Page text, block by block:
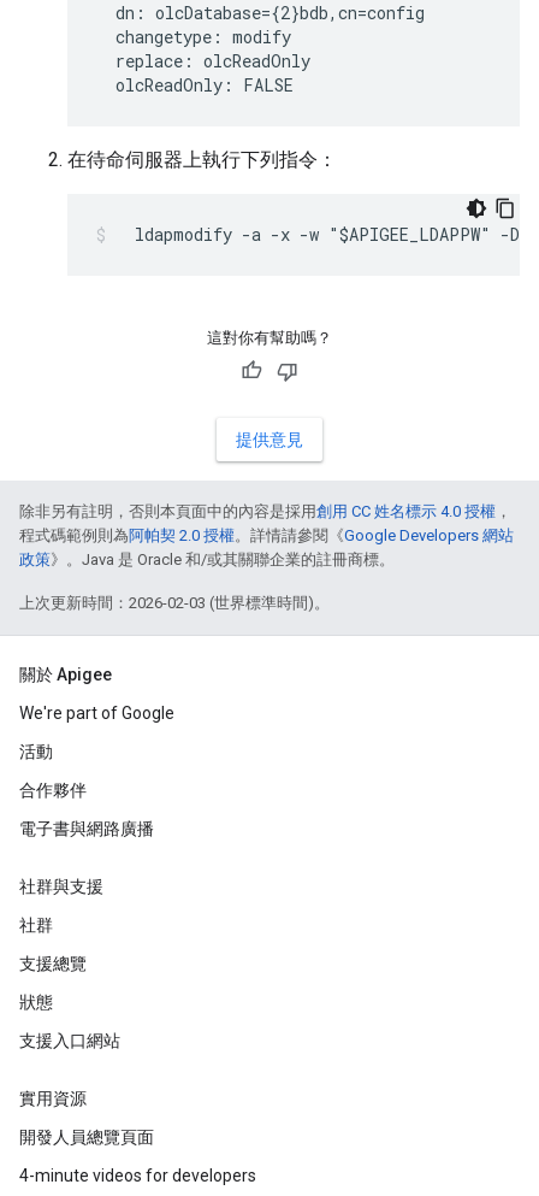
  dn: olcDatabase={2}bdb,cn=config
  changetype: modify
  replace: olcReadOnly
  olcReadOnly: FALSE
在待命伺服器上執行下列指令：
ldapmodify -a -x -w "$APIGEE_LDAPPW" -D
這對你有幫助嗎？
提供意見
除非另有註明，否則本頁面中的內容是採用創用 CC 姓名標示 4.0 授權 ，
程式碼範例則為阿帕契 2.0 授權。詳情請參閱《Google Developers 網站
政策》。Java 是 Oracle 和/或其關聯企業的註冊商標。
上次更新時間：2026-02-03 (世界標準時間)。
關於 Apigee
We're part of Google
活動
合作夥伴
電子書與網路廣播
社群與支援
社群
支援總覽
狀態
支援入口網站
實用資源
開發人員總覽頁面
4-minute videos for developers